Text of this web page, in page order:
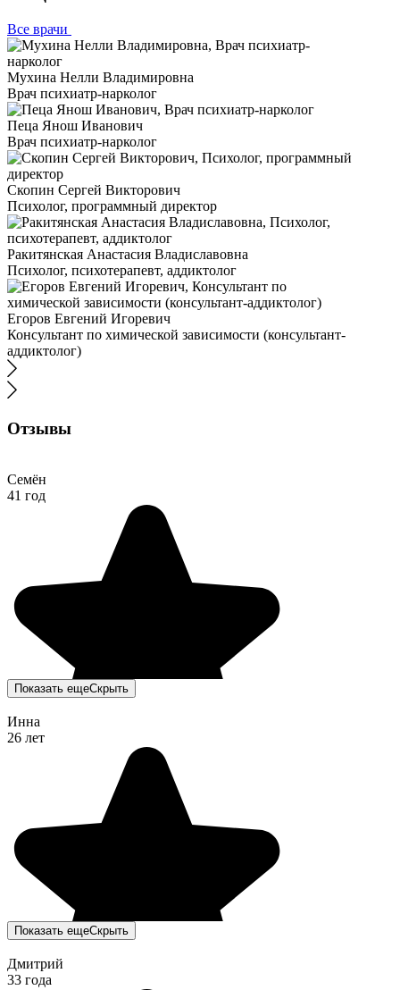
Все врачи
Мухина Нелли Владимировна
Врач психиатр-нарколог
Пеца Янош Иванович
Врач психиатр-нарколог
Скопин Сергей Викторович
Психолог, программный директор
Ракитянская Анастасия Владиславовна
Психолог, психотерапевт, аддиктолог
Егоров Евгений Игоревич
Консультант по химической зависимости (консультант-
аддиктолог)
Отзывы
Семён
41 год
Показать ещеСкрыть
Инна
26 лет
Показать ещеСкрыть
Дмитрий
33 года